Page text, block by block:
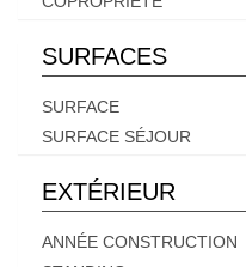
SURFACES
SURFACE
SURFACE SÉJOUR
EXTÉRIEUR
ANNÉE CONSTRUCTION